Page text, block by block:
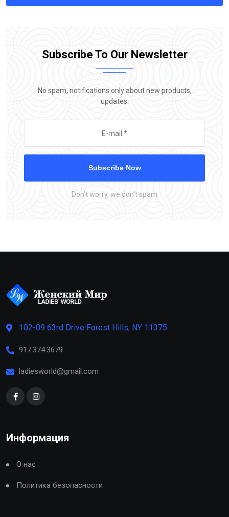
Subscribe To Our Newsletter
No spam, notifications only about new products,
updates.
Subscribe Now
Don’t worry, we don’t spam
102-09 63rd Drive Forest Hills, NY 11375
917.374.3679
ladiesworld@gmail.com
Информация
О нас
Политика безопасности